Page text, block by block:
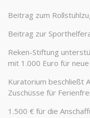
Beitrag zum
Beitrag zur
Reken-Stiftung
mit 1.000 Euro für
Kuratorium beschließt
Zuschüsse für
1.500 € für die